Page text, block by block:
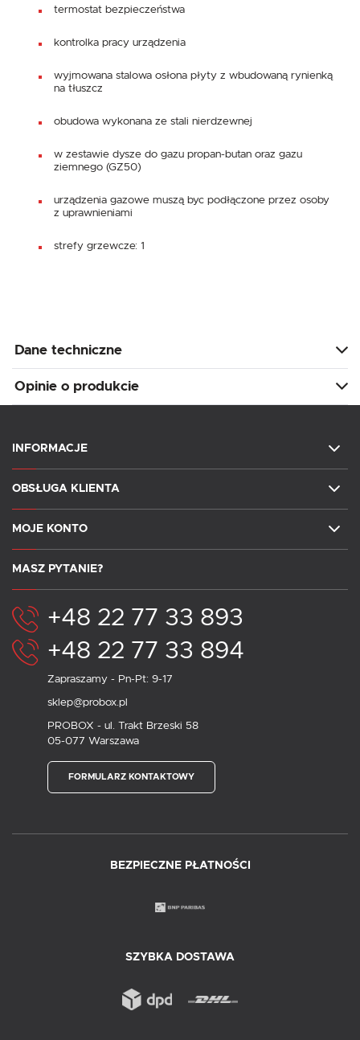
termostat bezpieczeństwa
kontrolka pracy urządzenia
wyjmowana stalowa osłona płyty z wbudowaną rynienką
na tłuszcz
obudowa wykonana ze stali nierdzewnej
w zestawie dysze do gazu propan-butan oraz gazu
ziemnego (GZ50)
urządzenia gazowe muszą byc podłączone przez osoby
z uprawnieniami
strefy grzewcze: 1
Dane techniczne
Opinie o produkcie
INFORMACJE
OBSŁUGA KLIENTA
MOJE KONTO
MASZ PYTANIE?
+48 22 77 33 893
+48 22 77 33 894
Zapraszamy - Pn-Pt: 9-17
sklep@probox.pl
PROBOX - ul. Trakt Brzeski 58
05-077 Warszawa
FORMULARZ KONTAKTOWY
BEZPIECZNE PŁATNOŚCI
SZYBKA DOSTAWA